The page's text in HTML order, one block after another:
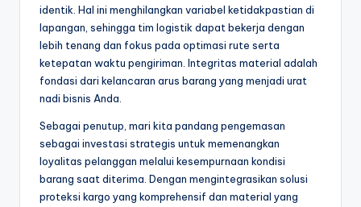
identik. Hal ini menghilangkan variabel ketidakpastian di
lapangan, sehingga tim logistik dapat bekerja dengan
lebih tenang dan fokus pada optimasi rute serta
ketepatan waktu pengiriman. Integritas material adalah
fondasi dari kelancaran arus barang yang menjadi urat
nadi bisnis Anda.
Sebagai penutup, mari kita pandang pengemasan
sebagai investasi strategis untuk memenangkan
loyalitas pelanggan melalui kesempurnaan kondisi
barang saat diterima. Dengan mengintegrasikan solusi
proteksi kargo yang komprehensif dan material yang